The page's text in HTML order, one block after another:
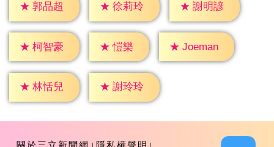
★ 郭品超 ★ 徐莉玲 ★ 謝明諺
★ 柯智豪 ★ 愷樂 ★ Joeman
★ 林恬兒 ★ 謝玲玲